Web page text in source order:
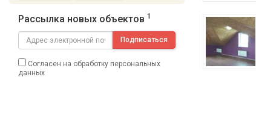
Рассылка новых объектов 1
Подписаться
Согласен на обработку персональных
данных